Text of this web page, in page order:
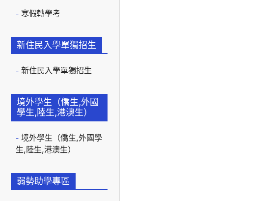
寒假轉學考
新住民入學單獨招生
新住民入學單獨招生
境外學生（僑生,外國
學生,陸生,港澳生）
境外學生（僑生,外國學
生,陸生,港澳生）
弱勢助學專區